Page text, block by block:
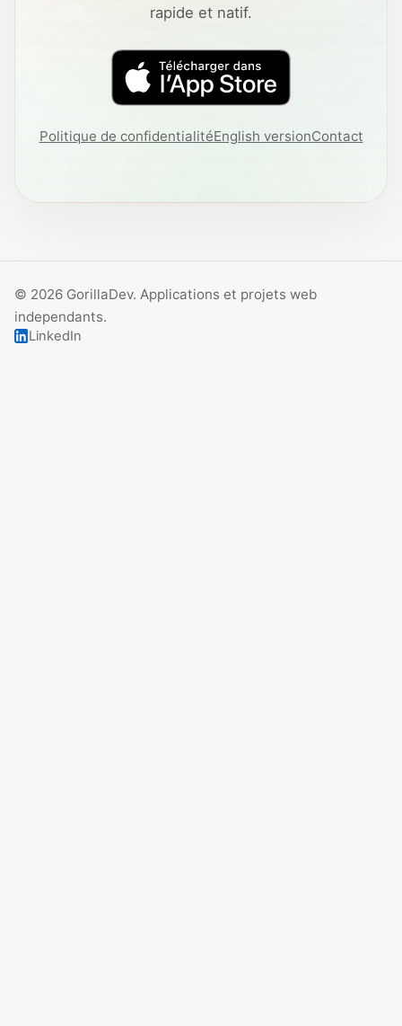
rapide et natif.
Politique de confidentialitéEnglish versionContact
© 2026 GorillaDev. Applications et projets web
independants.
LinkedIn